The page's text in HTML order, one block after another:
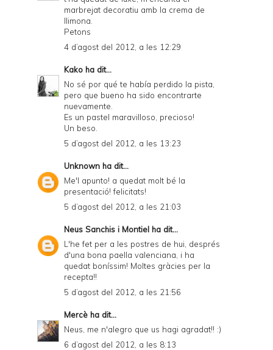
marbrejat decoratiu amb la crema de
llimona.
Petons
4 d’agost del 2012, a les 12:29
Kako ha dit...
No sé por qué te había perdido la pista,
pero que bueno ha sido encontrarte
nuevamente.
Es un pastel maravilloso, precioso!
Un beso.
5 d’agost del 2012, a les 13:23
Unknown ha dit...
Me'l apunto! a quedat molt bé la
presentació! felicitats!
5 d’agost del 2012, a les 21:03
Neus Sanchis i Montiel ha dit...
L'he fet per a les postres de hui, després
d'una bona paella valenciana, i ha
quedat boníssim! Moltes gràcies per la
recepta!!
5 d’agost del 2012, a les 21:56
Mercè ha dit...
Neus, me n'alegro que us hagi agradat!! :)
6 d’agost del 2012, a les 8:13